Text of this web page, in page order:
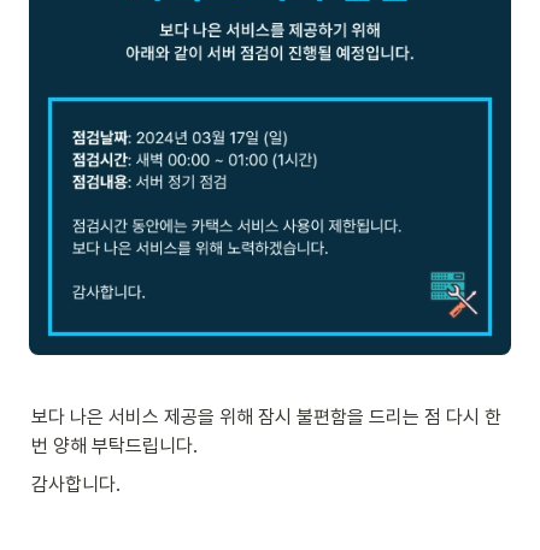
보다 나은 서비스 제공을 위해 잠시 불편함을 드리는 점 다시 한
번 양해 부탁드립니다.
감사합니다.